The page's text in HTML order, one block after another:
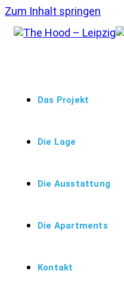
Zum Inhalt springen
Das Projekt
Die Lage
Die Ausstattung
Die Apartments
Kontakt